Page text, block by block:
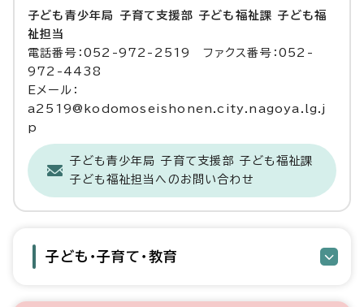
子ども青少年局 子育て支援部 子ども福祉課 子ども福
祉担当
電話番号：052-972-2519 ファクス番号：052-
972-4438
Eメール：
a2519@kodomoseishonen.city.nagoya.lg.j
p
子ども青少年局 子育て支援部 子ども福祉課
子ども福祉担当へのお問い合わせ
子ども・子育て・教育